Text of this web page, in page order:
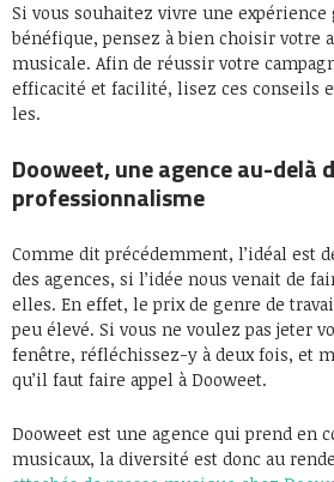
Si vous souhaitez vivre une
bénéfique, pensez à bien choisir votre
musicale. Afin de réussir votre
efficacité et facilité, lisez ces conseils
les.
Dooweet, une agence au-delà
professionnalisme
Comme dit précédemment, l’idéal est
des agences, si l’idée nous venait de
elles. En effet, le prix de genre de
peu élevé. Si vous ne voulez pas jeter
fenêtre, réfléchissez-y à deux fois, et
qu’il faut faire appel à Dooweet.
Dooweet est une agence qui prend en
musicaux, la diversité est donc au